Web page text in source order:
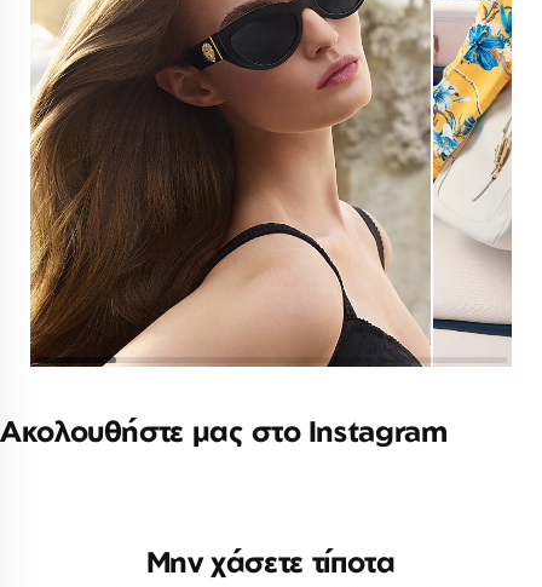
Ακολουθήστε μας στο Instagram
Μην χάσετε τίποτα